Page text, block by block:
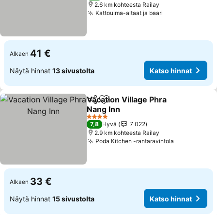
2.6 km kohteesta Railay
Kattouima-altaat ja baari
Alkaen 41 €
Näytä hinnat 13 sivustolta Katso hinnat
Jaa Lisää suosikkeihin
Vacation Village Phra
Nang Inn
4 Tähtiluokitus
7,8 Hyvä
7 022
2.9 km kohteesta Railay
Poda Kitchen -rantaravintola
Alkaen 33 €
Näytä hinnat 15 sivustolta Katso hinnat